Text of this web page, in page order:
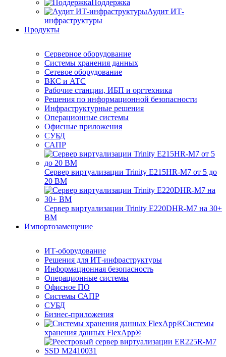
Поддержка
Аудит ИТ-
инфраструктуры
Продукты
Серверное оборудование
Системы хранения данных
Сетевое оборудование
ВКС и АТС
Рабочие станции, ИБП и оргтехника
Решения по информационной безопасности
Инфраструктурные решения
Операционные системы
Офисные приложения
СУБД
САПР
Сервер виртуализации Trinity E215HR-M7 от 5 до
20 ВМ
Сервер виртуализации Trinity E220DHR-M7 на 30+
ВМ
Импортозамещение
ИТ-оборудование
Решения для ИТ-инфраструктуры
Информационная безопасность
Операционные системы
Офисное ПО
Системы САПР
СУБД
Бизнес-приложения
Системы
хранения данных FlexApp®